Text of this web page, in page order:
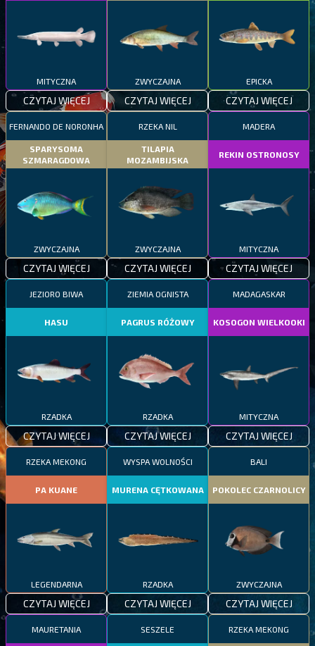
MITYCZNA
CZYTAJ WIĘCEJ
ZWYCZAJNA
CZYTAJ WIĘCEJ
EPICKA
CZYTAJ WIĘCEJ
FERNANDO DE NORONHA
SPARYSOMA
SZMARAGDOWA
ZWYCZAJNA
CZYTAJ WIĘCEJ
RZEKA NIL
TILAPIA
MOZAMBIJSKA
ZWYCZAJNA
CZYTAJ WIĘCEJ
MADERA
REKIN OSTRONOSY
MITYCZNA
CZYTAJ WIĘCEJ
JEZIORO BIWA
HASU
RZADKA
CZYTAJ WIĘCEJ
ZIEMIA OGNISTA
PAGRUS RÓŻOWY
RZADKA
CZYTAJ WIĘCEJ
MADAGASKAR
KOSOGON WIELKOOKI
MITYCZNA
CZYTAJ WIĘCEJ
RZEKA MEKONG
PA KUANE
LEGENDARNA
CZYTAJ WIĘCEJ
WYSPA WOLNOŚCI
MURENA CĘTKOWANA
RZADKA
CZYTAJ WIĘCEJ
BALI
POKOLEC CZARNOLICY
ZWYCZAJNA
CZYTAJ WIĘCEJ
MAURETANIA SESZELE RZEKA MEKONG